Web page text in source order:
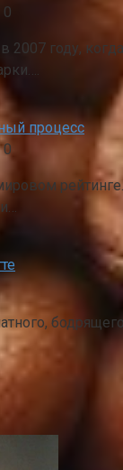
0
2007 году,
процесс
0